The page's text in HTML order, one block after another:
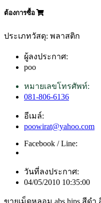
ต้องการซื้อ
ประเภทวัสดุ: พลาสติก
ผู้ลงประกาศ:
poo
หมายเลขโทรศัพท์:
081-806-6136
อีเมล์:
poowirat@yahoo.com
Facebook / Line:
วันที่ลงประกาศ:
04/05/2010 10:35:00
ขายเม็ดหลอม abs hips สีดำ